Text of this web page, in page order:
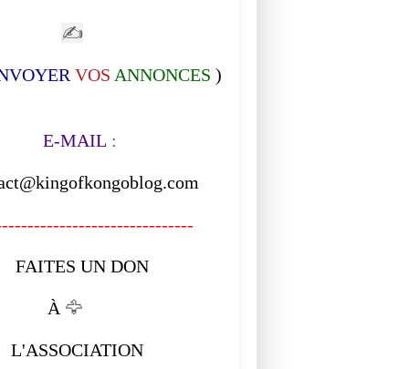
✍
VOS ANNONCES )
MAIL :
UN DON
🦅